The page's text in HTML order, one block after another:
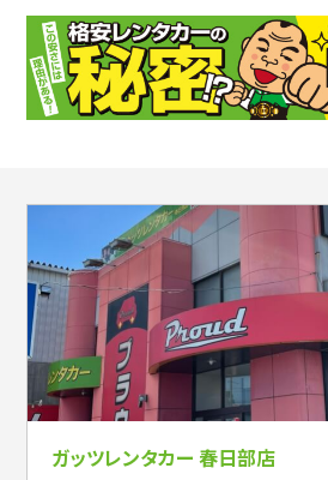
ガッツレンタカー 春日部店